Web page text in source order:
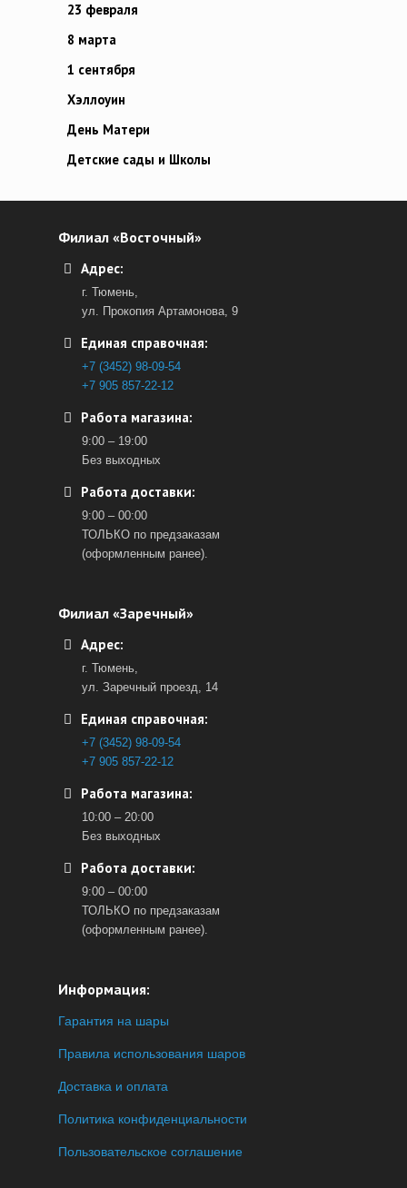
23 февраля
8 марта
1 сентября
Хэллоуин
День Матери
Детские сады и Школы
Филиал «Восточный»
Адрес:
г. Тюмень,
ул. Прокопия Артамонова, 9
Единая справочная:
+7 (3452) 98-09-54
+7 905 857-22-12
Работа магазина:
9:00 – 19:00
Без выходных
Работа доставки:
9:00 – 00:00
ТОЛЬКО по предзаказам
(оформленным ранее).
Филиал «Заречный»
Адрес:
г. Тюмень,
ул. Заречный проезд, 14
Единая справочная:
+7 (3452) 98-09-54
+7 905 857-22-12
Работа магазина:
10:00 – 20:00
Без выходных
Работа доставки:
9:00 – 00:00
ТОЛЬКО по предзаказам
(оформленным ранее).
Информация:
Гарантия на шары
Правила использования шаров
Доставка и оплата
Политика конфиденциальности
Пользовательское соглашение